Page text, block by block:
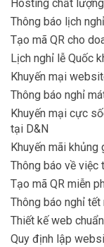
Hosting chất
Thông báo lịch
Tạo mã QR cho
Lịch nghỉ lễ Quốc
Khuyến mại
Thông báo nghỉ
Khuyến mại cực
tại D&N
Khuyến mãi
Thông báo về việc
Tạo mã QR miễn
Thông báo nghỉ tết
Thiết kế web
Quy định lập